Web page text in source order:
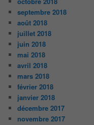
septembre 2018
août 2018
juillet 2018
juin 2018
mai 2018
avril 2018
mars 2018
février 2018
janvier 2018
décembre 2017
novembre 2017